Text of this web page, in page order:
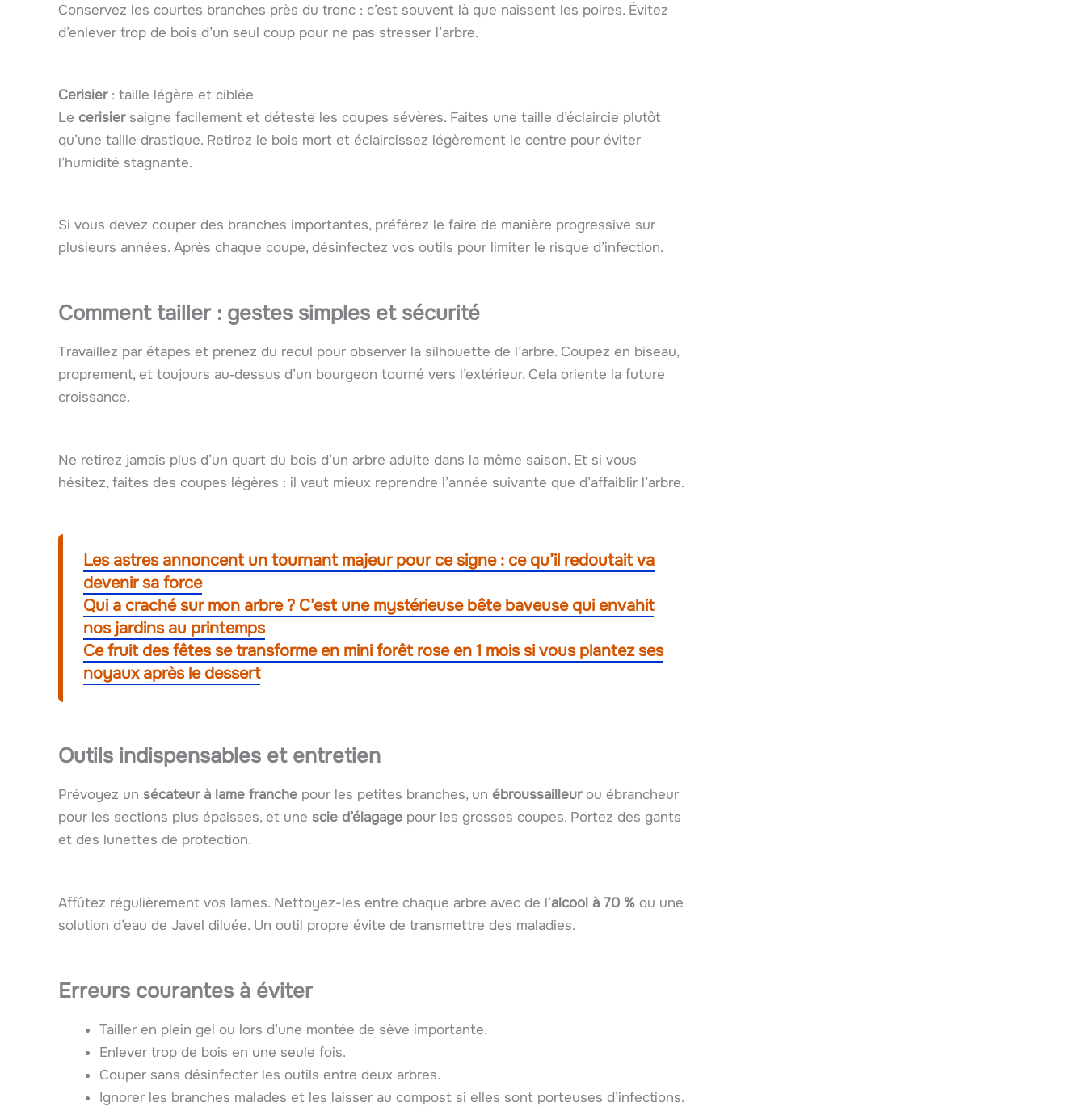
Conservez les courtes branches près du tronc : c’est souvent là que naissent les poires. Évitez
d’enlever trop de bois d’un seul coup pour ne pas stresser l’arbre.
Cerisier: taille légère et ciblée
Le cerisiersaigne facilement et déteste les coupes sévères. Faites une taille d’éclaircie plutôt
qu’une taille drastique. Retirez le bois mort et éclaircissez légèrement le centre pour éviter
l’humidité stagnante.
Si vous devez couper des branches importantes, préférez le faire de manière progressive sur
plusieurs années. Après chaque coupe, désinfectez vos outils pour limiter le risque d’infection.
Comment tailler : gestes simples et sécurité
Travaillez par étapes et prenez du recul pour observer la silhouette de l’arbre. Coupez en biseau,
proprement, et toujours au‑dessus d’un bourgeon tourné vers l’extérieur. Cela oriente la future
croissance.
Ne retirez jamais plus d’un quart du bois d’un arbre adulte dans la même saison. Et si vous
hésitez, faites des coupes légères : il vaut mieux reprendre l’année suivante que d’affaiblir l’arbre.
Les astres annoncent un tournant majeur pour ce signe : ce qu’il redoutait va
devenir sa force
Qui a craché sur mon arbre ? C’est une mystérieuse bête baveuse qui envahit
nos jardins au printemps
Ce fruit des fêtes se transforme en mini forêt rose en 1 mois si vous plantez ses
noyaux après le dessert
Outils indispensables et entretien
Prévoyez un sécateur à lame franche pour les petites branches, un ébroussailleurou ébrancheur
pour les sections plus épaisses, et une scie d’élagage pour les grosses coupes. Portez des gants
et des lunettes de protection.
Affûtez régulièrement vos lames. Nettoyez-les entre chaque arbre avec de l’alcool à 70 % ou une
solution d’eau de Javel diluée. Un outil propre évite de transmettre des maladies.
Erreurs courantes à éviter
Tailler en plein gel ou lors d’une montée de sève importante.
Enlever trop de bois en une seule fois.
Couper sans désinfecter les outils entre deux arbres.
Ignorer les branches malades et les laisser au compost si elles sont porteuses d’infections.